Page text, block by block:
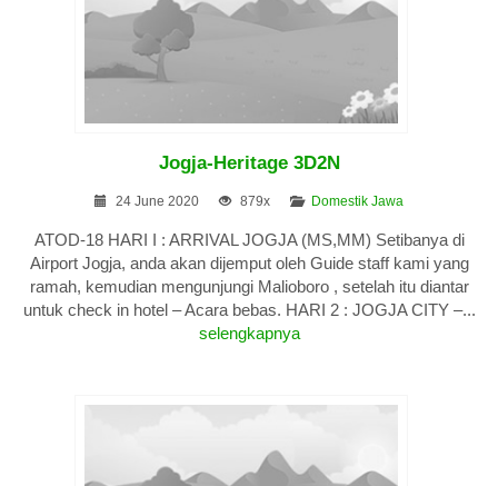
Jogja-Heritage 3D2N
24 June 2020 879x Domestik Jawa
ATOD-18 HARI I : ARRIVAL JOGJA (MS,MM) Setibanya di
Airport Jogja, anda akan dijemput oleh Guide staff kami yang
ramah, kemudian mengunjungi Malioboro , setelah itu diantar
untuk check in hotel – Acara bebas. HARI 2 : JOGJA CITY –...
selengkapnya